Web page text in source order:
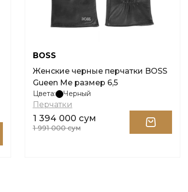
BOSS
Женские черные перчатки BOSS
Gueen Me размер 6,5
Цвета: Черный
Перчатки
1 394 000 сум
1 991 000 сум